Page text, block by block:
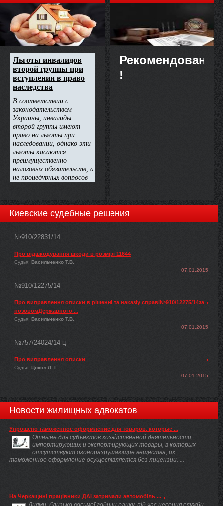
недвижимости
Рекомендовано
!
Киевские судебные решения
№910/22831/14
Про відшкодування шкоди в розмірі 11644
Судья: Васильченко Т.В.
07.01.2015
№910/12275/14
Про виправлення описки в рішенні та наказіу справі№910/12275/14за
позовомДержавного ...
Судья: Васильченко Т.В.
07.01.2015
№757/24024/14-ц
Про виправлення описки
Судья: Цокол Л. І.
07.01.2015
Новости жилищных адвокатов
Упрощено таможенное оформление для товаров, которые ...
Отныне для субъектов хозяйственной деятельности,
импортирующих и экспортирующих товары, в которых
отсутствуют озоноразрушающие вещества, их
таможенное оформление осуществляется без лицензии. ...
На Черкащині працівники ДАІ затримали автомобіль ...
Днями, близько восьмої години ранку, під час несення служби